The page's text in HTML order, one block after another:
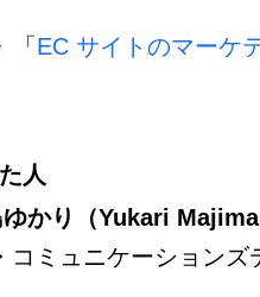
「 EC サイトのマーケ
人
ゆかり（Yukari Majima
コミュニケーションズ